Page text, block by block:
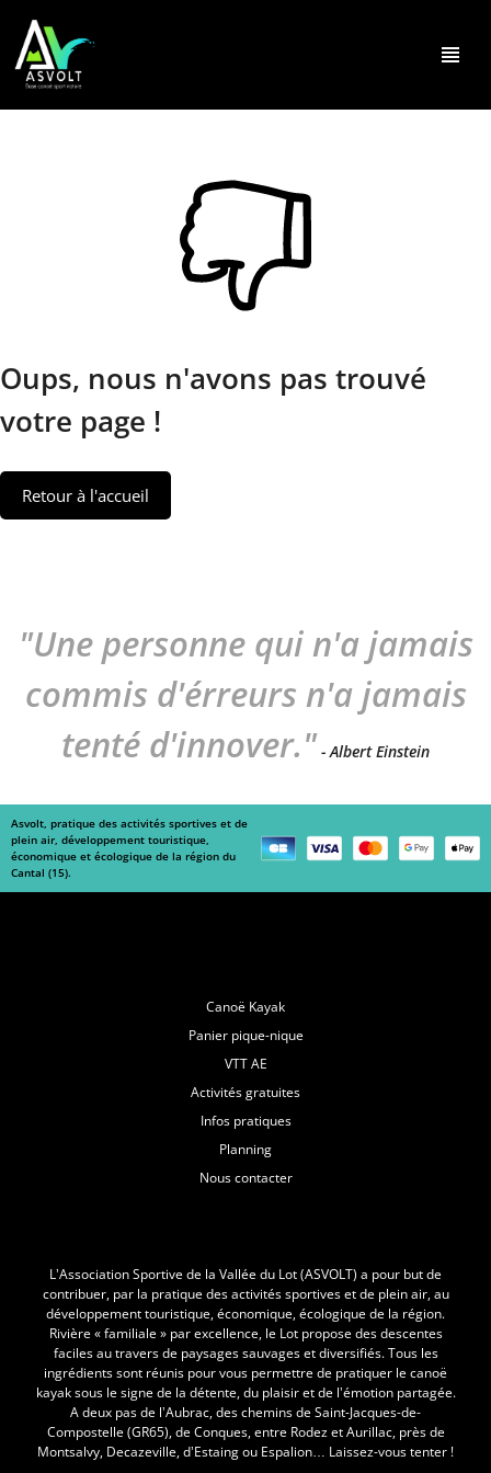
view_headline
Oups, nous n'avons pas trouvé
votre page !
Retour à l'accueil
"Une personne qui n'a jamais
commis d'érreurs n'a jamais
tenté d'innover." - Albert Einstein
Asvolt, pratique des activités sportives et de
plein air, développement touristique,
économique et écologique de la région du
Cantal (15).
Canoë Kayak
Panier pique-nique
VTT AE
Activités gratuites
Infos pratiques
Planning
Nous contacter
L’Association Sportive de la Vallée du Lot (ASVOLT) a pour but de
contribuer, par la pratique des activités sportives et de plein air, au
développement touristique, économique, écologique de la région.
Rivière « familiale » par excellence, le Lot propose des descentes
faciles au travers de paysages sauvages et diversifiés. Tous les
ingrédients sont réunis pour vous permettre de pratiquer le canoë
kayak sous le signe de la détente, du plaisir et de l’émotion partagée.
A deux pas de l’Aubrac, des chemins de Saint-Jacques-de-
Compostelle (GR65), de Conques, entre Rodez et Aurillac, près de
Montsalvy, Decazeville, d’Estaing ou Espalion… Laissez-vous tenter !